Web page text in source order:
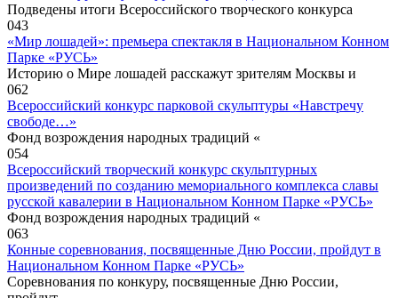
Подведены итоги Всероссийского творческого конкурса
043
«Мир лошадей»: премьера спектакля в Национальном Конном
Парке «РУСЬ»
Историю о Мире лошадей расскажут зрителям Москвы и
062
Всероссийский конкурс парковой скульптуры «Навстречу
свободе…»
Фонд возрождения народных традиций «
054
Всероссийский творческий конкурс скульптурных
произведений по созданию мемориального комплекса славы
русской кавалерии в Национальном Конном Парке «РУСЬ»
Фонд возрождения народных традиций «
063
Конные соревнования, посвященные Дню России, пройдут в
Национальном Конном Парке «РУСЬ»
Соревнования по конкуру, посвященные Дню России,